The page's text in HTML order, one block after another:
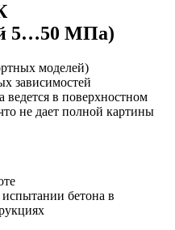
5…50 МПа)
моделей)
зависимостей
ведется в поверхностном
не дает полной картины
бетона в